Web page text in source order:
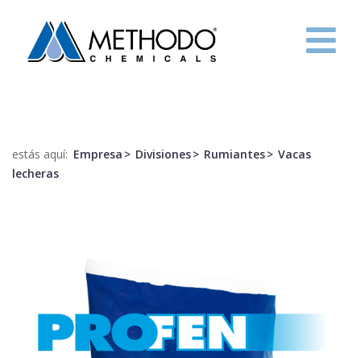
R&D
estás aquí: Empresa Divisiones Rumiantes
Vacas
lecheras